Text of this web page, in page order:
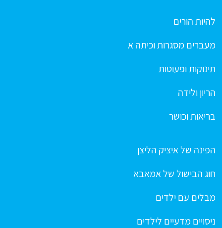
להיות הורים
מעברים מסגרות וכיתה א
תינוקות ופעוטות
הריון ולידה
בריאות וכושר
הפינה של איציק הליצן
חוג הבישול של אמאבא
מבלים עם ילדים
ניסויים מדעיים לילדים